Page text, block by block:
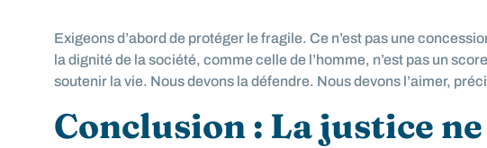
Exigeons d’abord de protéger le fragile. Ce n’est pas une
la dignité de la société, comme celle de l’homme, n’est pas un
soutenir la vie. Nous devons la défendre. Nous devons l’aimer,
Conclusion : La justice ne